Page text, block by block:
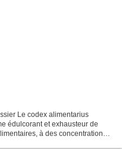
Le codex alimentarius
édulcorant et exhausteur de
à des concentrations